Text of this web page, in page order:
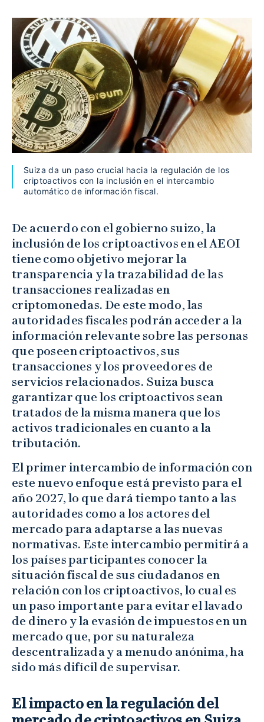
Suiza da un paso crucial hacia la regulación de los
criptoactivos con la inclusión en el intercambio
automático de información fiscal.
De acuerdo con el gobierno suizo, la
inclusión de los criptoactivos en el AEOI
tiene como objetivo mejorar la
transparencia y la trazabilidad de las
transacciones realizadas en
criptomonedas. De este modo, las
autoridades fiscales podrán acceder a la
información relevante sobre las personas
que poseen criptoactivos, sus
transacciones y los proveedores de
servicios relacionados. Suiza busca
garantizar que los criptoactivos sean
tratados de la misma manera que los
activos tradicionales en cuanto a la
tributación.
El primer intercambio de información con
este nuevo enfoque está previsto para el
año 2027, lo que dará tiempo tanto a las
autoridades como a los actores del
mercado para adaptarse a las nuevas
normativas. Este intercambio permitirá a
los países participantes conocer la
situación fiscal de sus ciudadanos en
relación con los criptoactivos, lo cual es
un paso importante para evitar el lavado
de dinero y la evasión de impuestos en un
mercado que, por su naturaleza
descentralizada y a menudo anónima, ha
sido más difícil de supervisar.
El impacto en la regulación del